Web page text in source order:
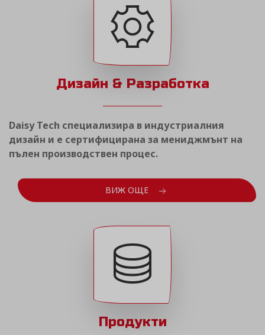
Дизайн & Разработка
Daisy Tech специализира в индустриалния
дизайн и е сертифицирана за мениджмънт на
пълен производствен процес.
ВИЖ ОЩЕ
Продукти